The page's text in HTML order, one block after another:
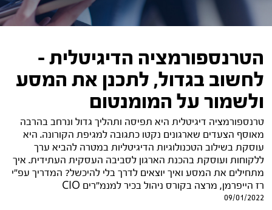
הטרנספורמציה הדיגיטלית –
לחשוב בגדול, לתכנן את המסע
ולשמור על המומנטום
טרנספורמציה דיגיטלית היא תפיסה ותהליך גדול ונרחב בהרבה
מאוסף הצעדים שארגונים נקטו כתגובה למגיפת הקורונה. היא
עוסקת בשילוב הטכנולוגיות הדיגיטליות במטרה להביא ערך
ללקוחות ועוסקת בהכנת הארגון לסביבה העסקית העתידית. איך
מתחילים את המסע ואיך יוצאים לדרך בלי להיכשל? המדריך עפ"י
רז הייפרמן, מרצה בקורס ניהול בכיר למנמ"רים CIO
09/01/2022